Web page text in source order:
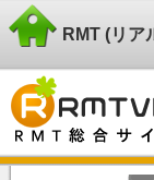
RMT (リア